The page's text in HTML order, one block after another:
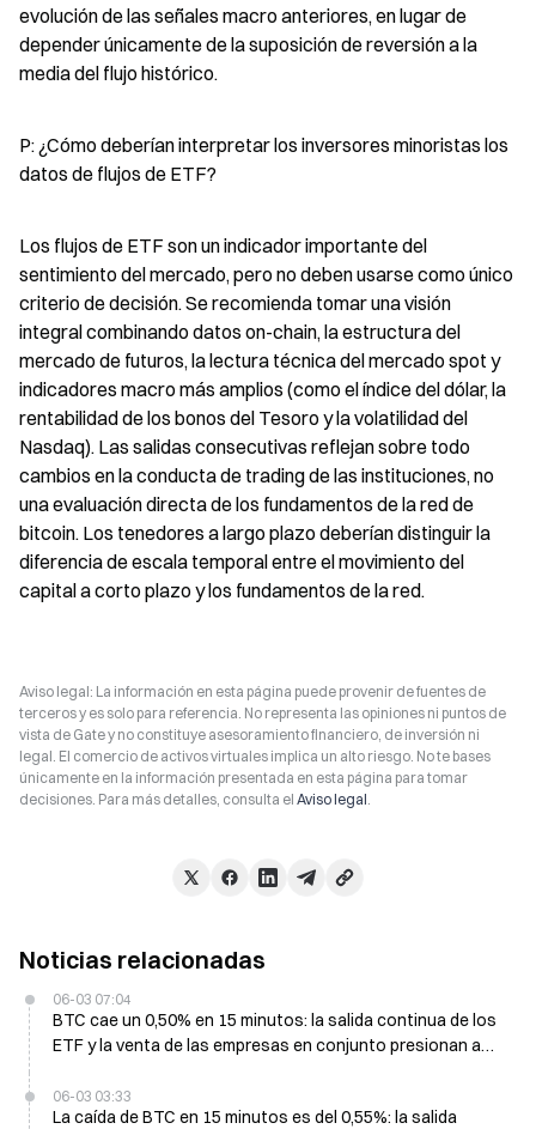
evolución de las señales macro anteriores, en lugar de
depender únicamente de la suposición de reversión a la
media del flujo histórico.
P: ¿Cómo deberían interpretar los inversores minoristas los
datos de flujos de ETF?
Los flujos de ETF son un indicador importante del
sentimiento del mercado, pero no deben usarse como único
criterio de decisión. Se recomienda tomar una visión
integral combinando datos on-chain, la estructura del
mercado de futuros, la lectura técnica del mercado spot y
indicadores macro más amplios (como el índice del dólar, la
rentabilidad de los bonos del Tesoro y la volatilidad del
Nasdaq). Las salidas consecutivas reflejan sobre todo
cambios en la conducta de trading de las instituciones, no
una evaluación directa de los fundamentos de la red de
bitcoin. Los tenedores a largo plazo deberían distinguir la
diferencia de escala temporal entre el movimiento del
capital a corto plazo y los fundamentos de la red.
Aviso legal: La información en esta página puede provenir de fuentes de
terceros y es solo para referencia. No representa las opiniones ni puntos de
vista de Gate y no constituye asesoramiento financiero, de inversión ni
legal. El comercio de activos virtuales implica un alto riesgo. No te bases
únicamente en la información presentada en esta página para tomar
decisiones. Para más detalles, consulta el Aviso legal.
Noticias relacionadas
06-03 07:04
BTC cae un 0,50% en 15 minutos: la salida continua de los
ETF y la venta de las empresas en conjunto presionan a
06-03 03:33
La caída de BTC en 15 minutos es del 0,55%: la salida